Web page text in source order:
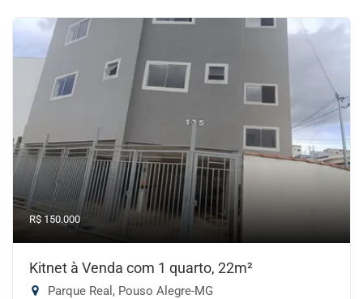
R$ 150.000
Kitnet à Venda com 1 quarto, 22m²
Parque Real, Pouso Alegre-MG